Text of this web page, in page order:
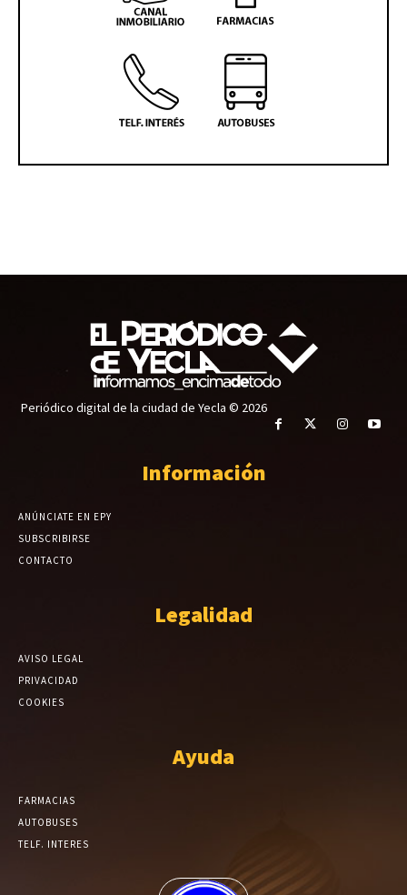
Periódico digital de la ciudad de Yecla © 2026
Información
ANÚNCIATE EN EPY
SUBSCRIBIRSE
CONTACTO
Legalidad
AVISO LEGAL
PRIVACIDAD
COOKIES
Ayuda
FARMACIAS
AUTOBUSES
TELF. INTERES